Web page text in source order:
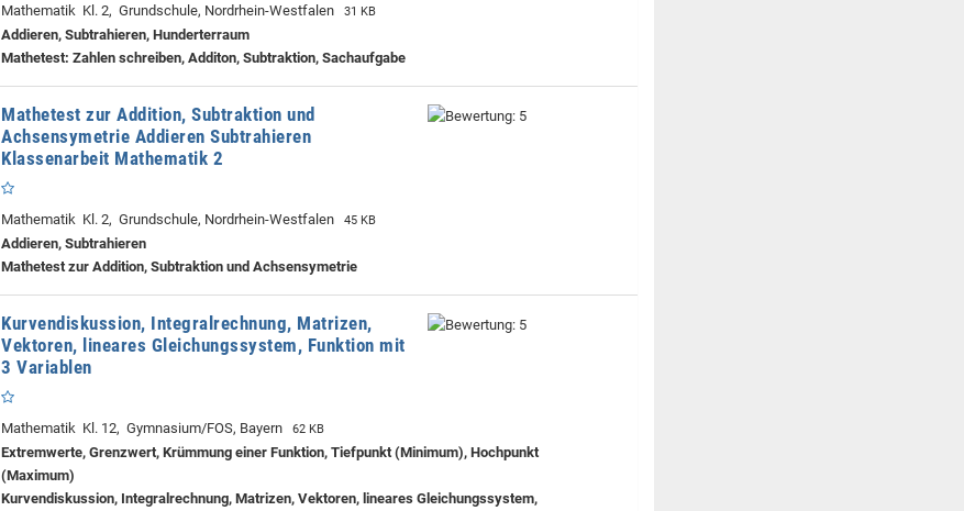
Mathematik Kl. 2, Grundschule, Nordrhein-Westfalen 31 KB
Addieren, Subtrahieren, Hunderterraum
Mathetest: Zahlen schreiben, Additon, Subtraktion, Sachaufgabe
Mathetest zur Addition, Subtraktion und
Achsensymetrie Addieren Subtrahieren
Klassenarbeit Mathematik 2
Mathematik Kl. 2, Grundschule, Nordrhein-Westfalen 45 KB
Addieren, Subtrahieren
Mathetest zur Addition, Subtraktion und Achsensymetrie
Kurvendiskussion, Integralrechnung, Matrizen,
Vektoren, lineares Gleichungssystem, Funktion mit
3 Variablen
Mathematik Kl. 12, Gymnasium/FOS, Bayern 62 KB
Extremwerte, Grenzwert, Krümmung einer Funktion, Tiefpunkt (Minimum), Hochpunkt
(Maximum)
Kurvendiskussion, Integralrechnung, Matrizen, Vektoren, lineares Gleichungssystem,